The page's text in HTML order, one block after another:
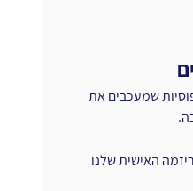
שמעכבים את
האישית שלנו